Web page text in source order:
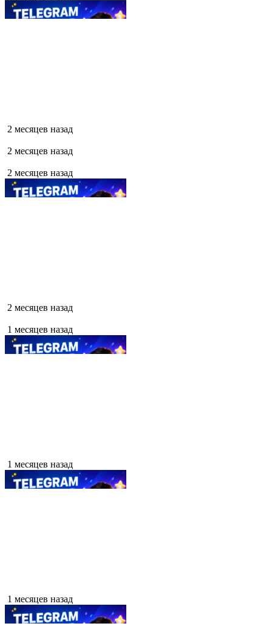
2 месяцев назад
2 месяцев назад
2 месяцев назад
2 месяцев назад
1 месяцев назад
1 месяцев назад
1 месяцев назад